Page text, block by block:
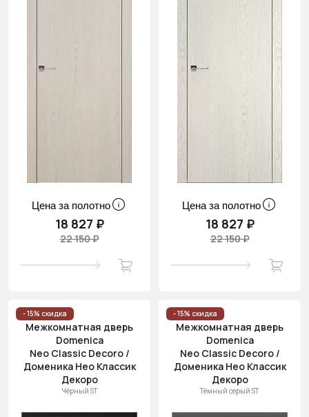
Цена за полотно
18 827 ₽
22 150 ₽
Цена за полотно
18 827 ₽
22 150 ₽
- 15% скидка
Межкомнатная дверь
Domenica
Neo Classic Decoro /
Доменика Нео Классик
Декоро
Чёрный ST
- 15% скидка
Межкомнатная дверь
Domenica
Neo Classic Decoro /
Доменика Нео Классик
Декоро
Тёмный серый ST